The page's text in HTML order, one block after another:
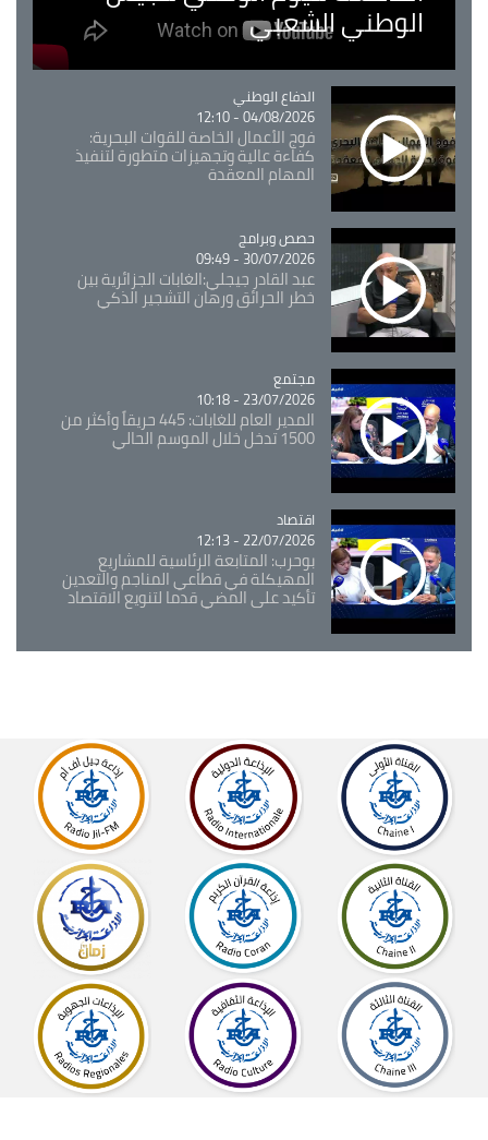
الوطني الشعبي
Catégorie
الدفاع الوطني
04/08/2026 - 12:10
فوج الأعمال الخاصة للقوات البحرية:
كفاءة عالية وتجهيزات متطورة لتنفيذ
المهام المعقدة
Catégorie
حصص وبرامج
30/07/2026 - 09:49
عبد القادر جيجلي:الغابات الجزائرية بين
خطر الحرائق ورهان التشجير الذكي
Catégorie
مجتمع
23/07/2026 - 10:18
المدير العام للغابات: 445 حريقاً وأكثر من
1500 تدخل خلال الموسم الحالي
Catégorie
اقتصاد
22/07/2026 - 12:13
بوحرب: المتابعة الرئاسية للمشاريع
المهيكلة في قطاعي المناجم والتعدين
تأكيد على المضي قدما لتنويع الاقتصاد